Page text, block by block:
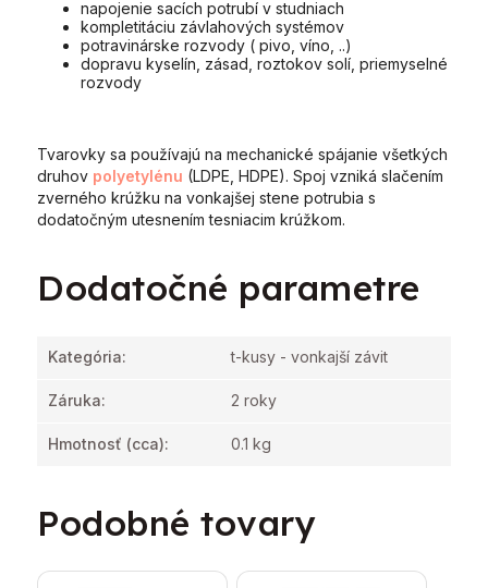
napojenie sacích potrubí v studniach
kompletitáciu závlahových systémov
potravinárske rozvody ( pivo, víno, ..)
dopravu kyselín, zásad, roztokov solí, priemyselné
rozvody
Tvarovky sa používajú na mechanické spájanie všetkých
druhov polyetylénu (LDPE, HDPE). Spoj vzniká slačením
zverného krúžku na vonkajšej stene potrubia s
dodatočným utesnením tesniacim krúžkom.
Dodatočné parametre
Kategória: t-kusy - vonkajší závit
Záruka: 2 roky
Hmotnosť (cca): 0.1 kg
Podobné tovary